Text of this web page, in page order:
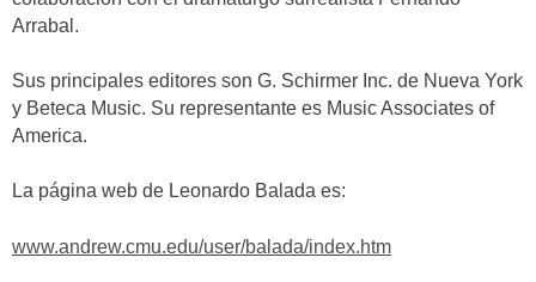
Arrabal.
Sus principales editores son G. Schirmer Inc. de Nueva York
y Beteca Music. Su representante es Music Associates of
America.
La página web de Leonardo Balada es:
www.andrew.cmu.edu/user/balada/index.htm